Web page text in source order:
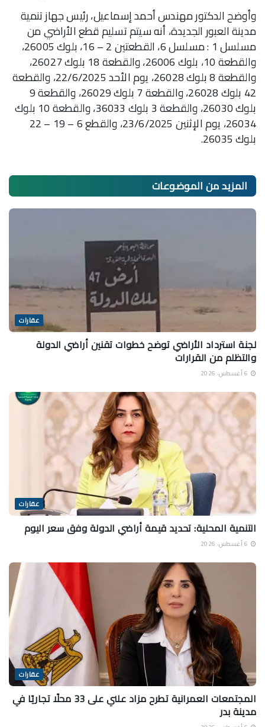
وأوضح الدكتور مهندس أحمد إسماعيل، رئيس جهاز تنمية
مدينة العبور الجديدة، أنه سيتم تسليم قطع الأراضي من
مسلسل 1 : مسلسل 6، القطعتين 2 – 16، بلوك 26005،
والقطعة 10، بلوك 26006، والقطعة 18 بلوك 26027،
والقطعة 8 بلوك 26028، يوم الأحد 22/6/2025، والقطعة
42 بلوك 26028، والقطعة 7 بلوك 26029، والقطعة 9
بلوك 26030، والقطعة 3 بلوك 36033، والقطعة 10 بلوك
26034، يوم الإثنين 23/6/2025، والقطع 6 – 19 – 22
بلوك 26035.
المزيد منالموضوعات
عقارات
لجنة استرداد الأراضي توضح خطوات تقنين أراضي الدولة
والتظلم من القرارات
عقارات
التنمية المحلية: تحديد قيمة أراضي الدولة وفق سعر اليوم
عقارات
المجتمعات العمرانية تطرح مزاد علني على 33 محلًا تجاريًا في
مدينة بدر